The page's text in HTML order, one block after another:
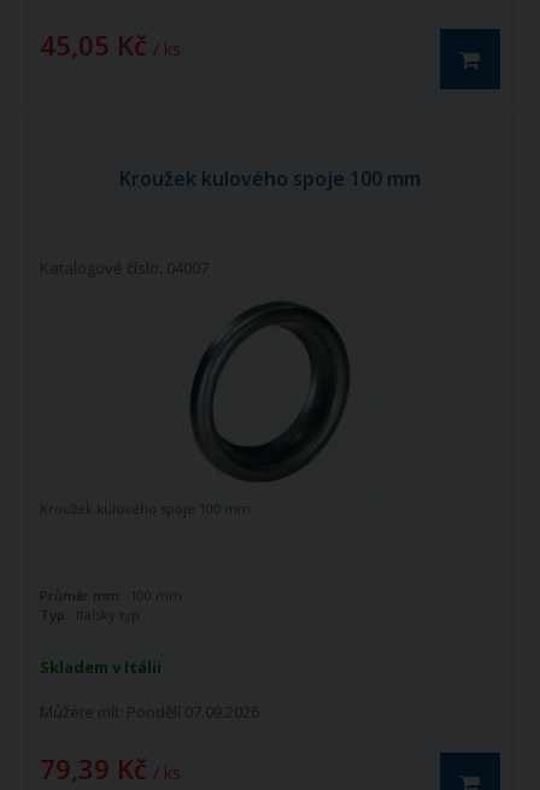
45,05 Kč / ks
Kroužek kulového spoje 100 mm
Katalogové číslo: 04007
Skladem v Itálii
Můžete mít: Pondělí 07.09.2026
79,39 Kč / ks
Kroužek kulového spoje 100 mm
Průměr mm:
100 mm
Typ: Italský typ